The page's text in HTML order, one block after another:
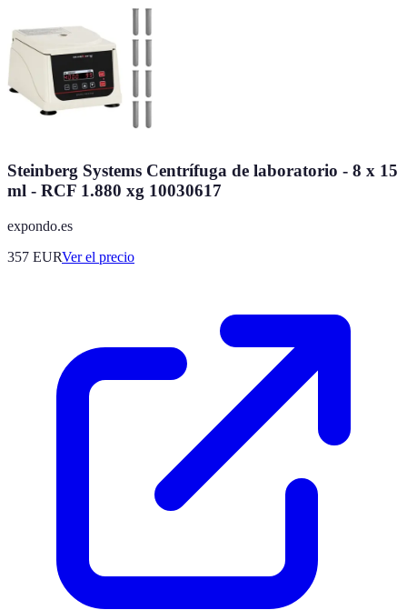
Steinberg Systems Centrífuga de laboratorio - 8 x 15
ml - RCF 1.880 xg 10030617
expondo.es
357 EURVer el precio